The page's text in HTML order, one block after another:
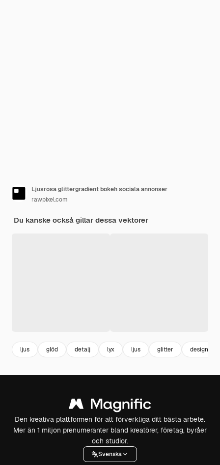
Ljusrosa glittergradient bokeh sociala annonser
rawpixel.com
Du kanske också gillar dessa vektorer
ljus glöd detalj lyx ljus glitter design
Den kreativa plattformen för att förverkliga ditt bästa arbete.
Mer än 1 miljon prenumeranter bland kreatörer, företag, byråer
och studior.
Svenska